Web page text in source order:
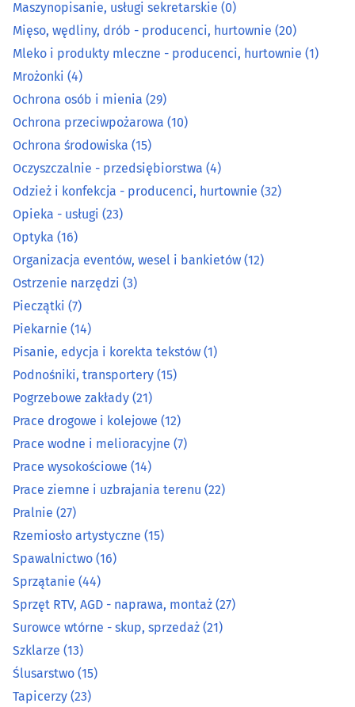
Mięso, wędliny, drób - producenci, hurtownie (20)
Mleko i produkty mleczne - producenci, hurtownie
Mrożonki (4)
Ochrona osób i mienia (29)
Ochrona przeciwpożarowa(10)
Ochrona środowiska
Oczyszczalnie - przedsiębiorstwa
Odzież i konfekcja - producenci, hurtownie
Opieka - usługi
Optyka(16)
Organizacja eventów, wesel i bankietów
Ostrzenie narzędzi (3)
Pieczątki (7)
Piekarnie(14)
Pisanie, edycja i korekta tekstów(1)
Podnośniki, transportery
Maszynopisanie, usługi sekretarskie (0)
Mięso, wędliny, drób - producenci, hurtownie (20)
Mleko i produkty mleczne - producenci, hurtownie (1)
Mrożonki (4)
Ochrona osób i mienia (29)
Ochrona przeciwpożarowa (10)
Ochrona środowiska (15)
Oczyszczalnie - przedsiębiorstwa (4)
Odzież i konfekcja - producenci, hurtownie (32)
Opieka - usługi (23)
Optyka (16)
Organizacja eventów, wesel i bankietów (12)
Ostrzenie narzędzi (3)
Pieczątki (7)
Piekarnie (14)
Pisanie, edycja i korekta tekstów (1)
Podnośniki, transportery (15)
Pogrzebowe zakłady (21)
Prace drogowe i kolejowe (12)
Prace wodne i melioracyjne (7)
Prace wysokościowe (14)
Prace ziemne i uzbrajania terenu (22)
Pralnie (27)
Rzemiosło artystyczne (15)
Spawalnictwo (16)
Sprzątanie (44)
Sprzęt RTV, AGD - naprawa, montaż (27)
Surowce wtórne - skup, sprzedaż (21)
Szklarze (13)
Ślusarstwo (15)
Tapicerzy (23)